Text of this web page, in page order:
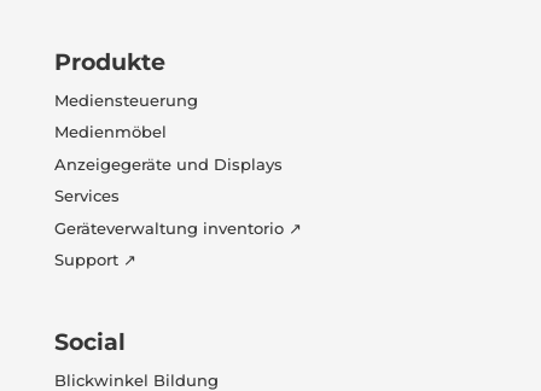
Produkte
Mediensteuerung
Medienmöbel
Anzeigegeräte und Displays
Services
Geräteverwaltung inventorio ↗
Support ↗
Social
Blickwinkel Bildung